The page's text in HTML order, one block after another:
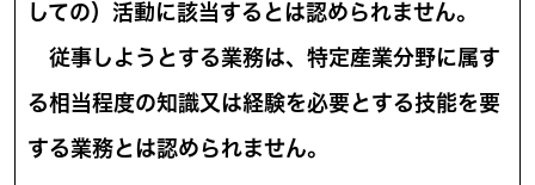
しての）活動に該当するとは認められません。
従事しようとする業務は、特定産業分野に属す
る相当程度の知識又は経験を必要とする技能を要
する業務とは認められません。